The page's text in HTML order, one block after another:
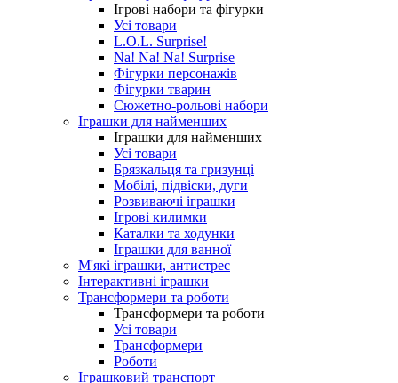
Ігрові набори та фігурки
Усі товари
L.O.L. Surprise!
Na! Na! Na! Surprise
Фігурки персонажів
Фігурки тварин
Сюжетно-рольові набори
Іграшки для найменших
Іграшки для найменших
Усі товари
Брязкальця та гризунці
Мобілі, підвіски, дуги
Розвиваючі іграшки
Ігрові килимки
Каталки та ходунки
Іграшки для ванної
М'які іграшки, антистрес
Інтерактивні іграшки
Трансформери та роботи
Трансформери та роботи
Усі товари
Трансформери
Роботи
Іграшковий транспорт